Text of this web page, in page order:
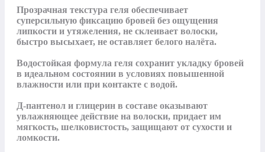
Прозрачная текстура геля обеспечивает
суперсильную фиксацию бровей без ощущения
липкости и утяжеления, не склеивает волоски,
быстро высыхает, не оставляет белого налёта.
Водостойкая формула геля сохранит укладку бровей
в идеальном состоянии в условиях повышенной
влажности или при контакте с водой.
Д-пантенол и глицерин в составе оказывают
увлажняющее действие на волоски, придает им
мягкость, шелковистость, защищают от сухости и
ломкости.